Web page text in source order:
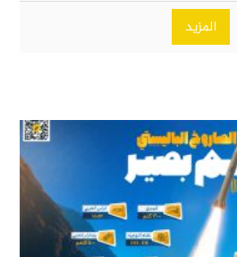
المزيد